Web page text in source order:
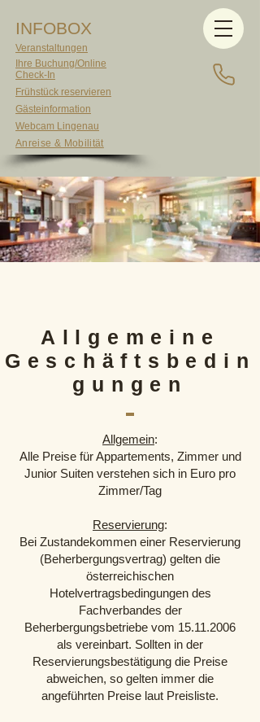
INFOBOX
Veranstaltungen
Ihre Buchung/Online
Check-In
Frühstück reservieren
Gästeinformation
Webcam Lingenau
Anreise & Mobilität
Allgemeine
Geschäftsbedin
gungen
Allgemein:
Alle Preise für Appartements, Zimmer und
Junior Suiten verstehen sich in Euro pro
Zimmer/Tag
Reservierung:
Bei Zustandekommen einer Reservierung
(Beherbergungsvertrag) gelten die
österreichischen
Hotelvertragsbedingungen des
Fachverbandes der
Beherbergungsbetriebe vom 15.11.2006
als vereinbart. Sollten in der
Reservierungsbestätigung die Preise
abweichen, so gelten immer die
angeführten Preise laut Preisliste.